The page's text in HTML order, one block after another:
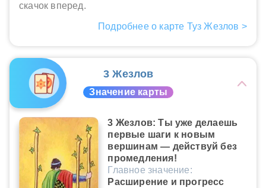
скачок вперед.
Подробнее о карте Туз Жезлов >
3 Жезлов
Значение карты
3 Жезлов: Ты уже делаешь
первые шаги к новым
вершинам — действуй без
промедления!
Главное значение:
Расширение и прогресс